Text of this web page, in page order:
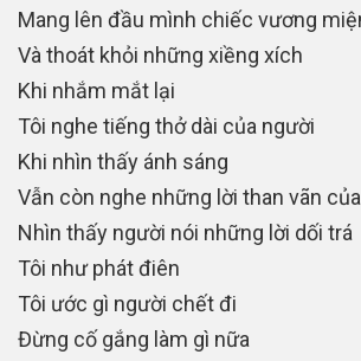
Mang lên đầu mình chiếc vương
Và thoát khỏi những xiềng xích
Khi nhắm mắt lại
Tôi nghe tiếng thở dài của người
Khi nhìn thấy ánh sáng
Vẫn còn nghe những lời than vãn
Nhìn thấy người nói những lời dối trá
Tôi như phát điên
Tôi ước gì người chết đi
Đừng cố gắng làm gì nữa